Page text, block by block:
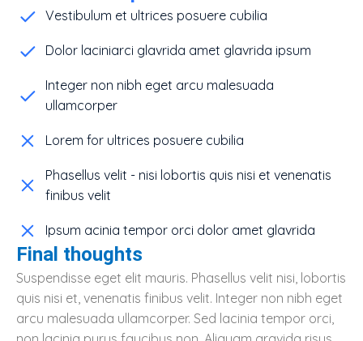
Vestibulum et ultrices posuere cubilia
Dolor laciniarci glavrida amet glavrida ipsum
Integer non nibh eget arcu malesuada
ullamcorper
Lorem for ultrices posuere cubilia
Phasellus velit - nisi lobortis quis nisi et venenatis
finibus velit
Ipsum acinia tempor orci dolor amet glavrida
Final thoughts
Suspendisse eget elit mauris. Phasellus velit nisi, lobortis
quis nisi et, venenatis finibus velit. Integer non nibh eget
arcu malesuada ullamcorper. Sed lacinia tempor orci,